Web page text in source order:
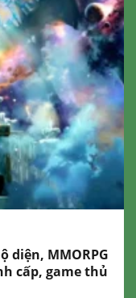
diện, MMORPG
cấp, game thủ